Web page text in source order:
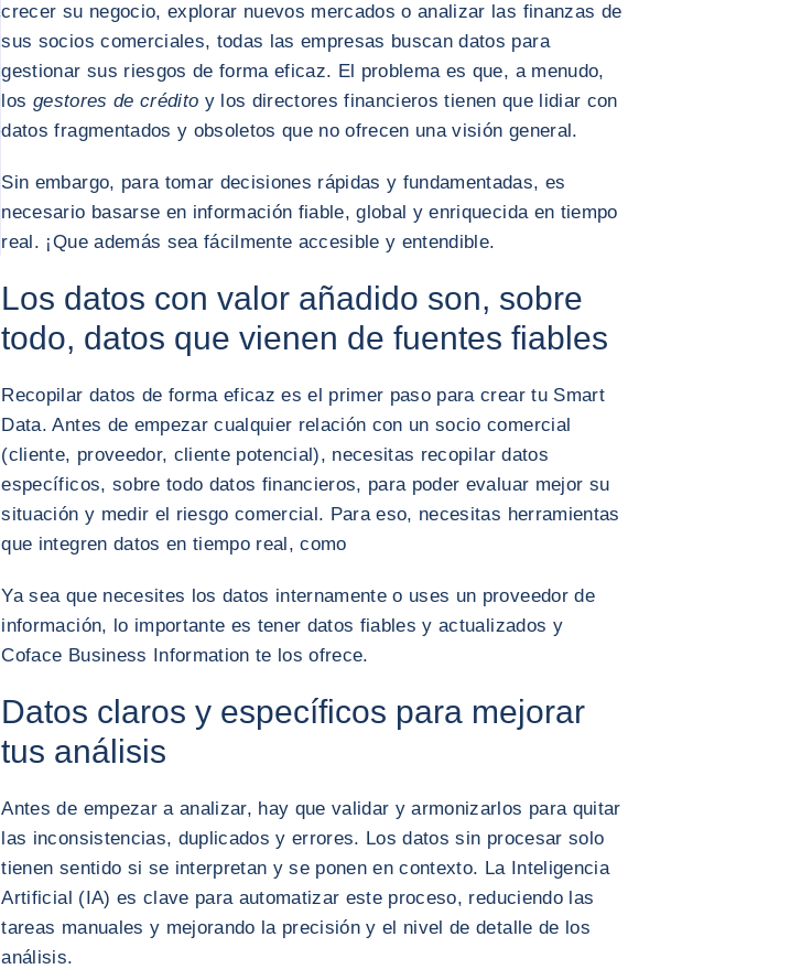
crecer su negocio, explorar nuevos mercados o analizar las finanzas de
sus socios comerciales, todas las empresas buscan datos para
gestionar sus riesgos de forma eficaz. El problema es que, a menudo,
los gestores de crédito y los directores financieros tienen que lidiar con
datos fragmentados y obsoletos que no ofrecen una visión general.
Sin embargo, para tomar decisiones rápidas y fundamentadas, es
necesario basarse en información fiable, global y enriquecida en tiempo
real. ¡Que además sea fácilmente accesible y entendible.
Los datos con valor añadido son, sobre
todo, datos que vienen de fuentes fiables
Recopilar datos de forma eficaz es el primer paso para crear tu Smart
Data. Antes de empezar cualquier relación con un socio comercial
(cliente, proveedor, cliente potencial), necesitas recopilar datos
específicos, sobre todo datos financieros, para poder evaluar mejor su
situación y medir el riesgo comercial. Para eso, necesitas herramientas
que integren datos en tiempo real, como
Ya sea que necesites los datos internamente o uses un proveedor de
información, lo importante es tener datos fiables y actualizados y
Coface Business Information te los ofrece.
Datos claros y específicos para mejorar
tus análisis
Antes de empezar a analizar, hay que validar y armonizarlos para quitar
las inconsistencias, duplicados y errores. Los datos sin procesar solo
tienen sentido si se interpretan y se ponen en contexto. La Inteligencia
Artificial (IA) es clave para automatizar este proceso, reduciendo las
tareas manuales y mejorando la precisión y el nivel de detalle de los
análisis.